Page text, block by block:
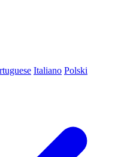
Italiano Polski